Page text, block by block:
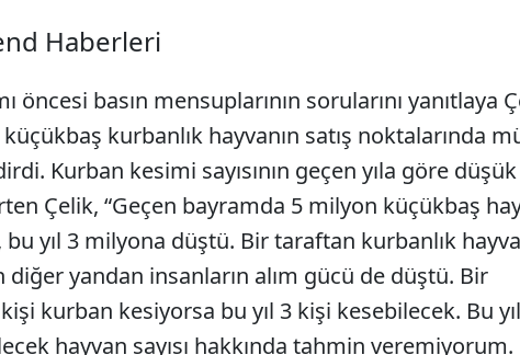
Haberleri
öncesi basın mensuplarının sorularını yanıtlaya
kurbanlık hayvanın satış noktalarında
Kurban kesimi sayısının geçen yıla göre düşük
Çelik, “Geçen bayramda 5 milyon küçükbaş
bu yıl 3 milyona düştü. Bir taraftan kurbanlık
diğer yandan insanların alım gücü de düştü. Bir
kurban kesiyorsa bu yıl 3 kişi kesebilecek. Bu yıl
hayvan sayısı hakkında tahmin veremiyorum.